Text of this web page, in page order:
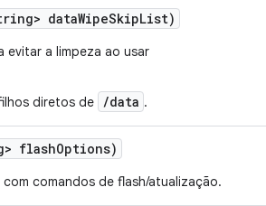
dataWipeSkipList)
evitar a limpeza ao usar
diretos de /data .
flashOptions)
comandos de flash/atualização.